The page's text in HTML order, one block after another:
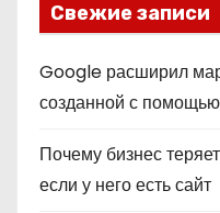
Свежие записи
Google расширил
созданной с помощью
Почему бизнес
если у него есть сайт